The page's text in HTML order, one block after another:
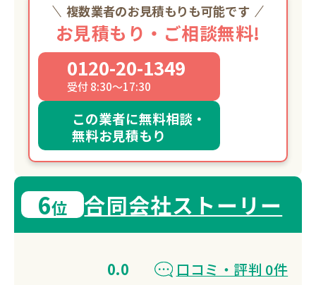
複数業者のお見積もりも可能です
お見積もり・ご相談無料!
0120-20-1349
受付 8:30～17:30
この業者に無料相談・
無料お見積もり
6位 合同会社ストーリー
0.0
口コミ・評判 0件